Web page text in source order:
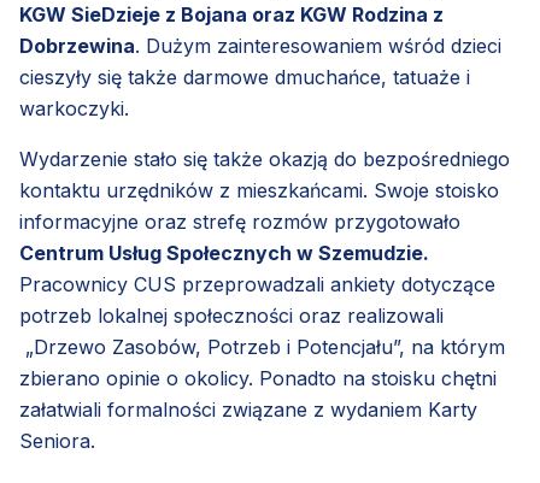
KGW SieDzieje z Bojana oraz KGW Rodzina z
Dobrzewina. Dużym zainteresowaniem wśród dzieci
cieszyły się także darmowe dmuchańce, tatuaże i
warkoczyki.
Wydarzenie stało się także okazją do bezpośredniego
kontaktu urzędników z mieszkańcami. Swoje stoisko
informacyjne oraz strefę rozmów przygotowało
Centrum Usług Społecznych w Szemudzie.
Pracownicy CUS przeprowadzali ankiety dotyczące
potrzeb lokalnej społeczności oraz realizowali
„Drzewo Zasobów, Potrzeb i Potencjału”, na którym
zbierano opinie o okolicy. Ponadto na stoisku chętni
załatwiali formalności związane z wydaniem Karty
Seniora.